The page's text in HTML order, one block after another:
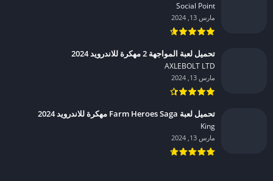
Social Point‏
مارس 13, 2024
تحميل لعبة المواجهة 2 مهكرة للاندرويد 2024
AXLEBOLT LTD‏
مارس 13, 2024
تحميل لعبة Farm Heroes Saga مهكرة للاندرويد 2024
King‏
مارس 13, 2024